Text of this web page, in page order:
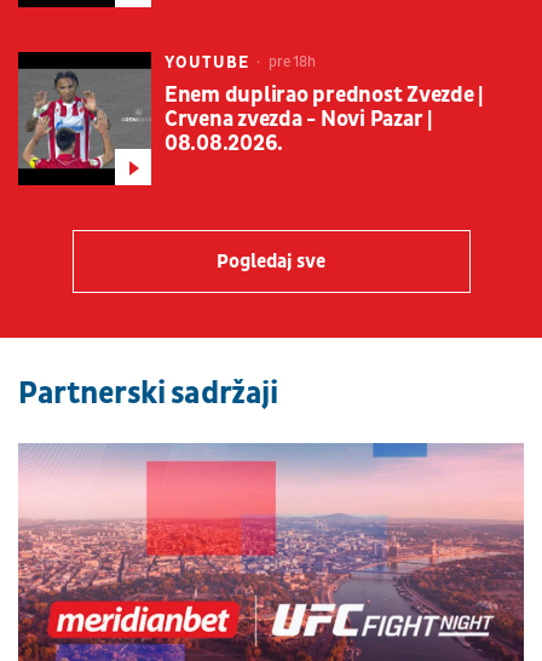
YOUTUBE pre 18h
Enem duplirao prednost Zvezde |
Crvena zvezda - Novi Pazar |
08.08.2026.
Pogledaj sve
Partnerski sadržaji